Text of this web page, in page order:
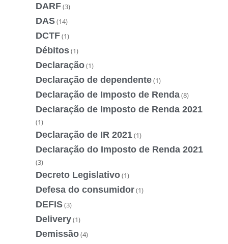
DARF(3)
DAS(14)
DCTF(1)
Débitos(1)
Declaração(1)
Declaração de dependente(1)
Declaração de Imposto de Renda(8)
Declaração de Imposto de Renda 2021
(1)
Declaração de IR 2021(1)
Declaração do Imposto de Renda 2021
(3)
Decreto Legislativo(1)
Defesa do consumidor(1)
DEFIS(3)
Delivery(1)
Demissão(4)